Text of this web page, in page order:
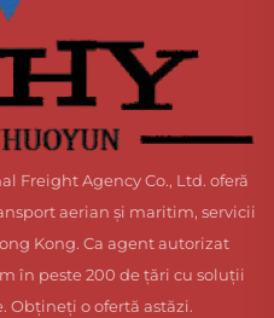
Freight Agency Co., Ltd. oferă
aerian și maritim, servicii
Kong. Ca agent autorizat
în peste 200 de țări cu soluții
Obțineți o ofertă astăzi.